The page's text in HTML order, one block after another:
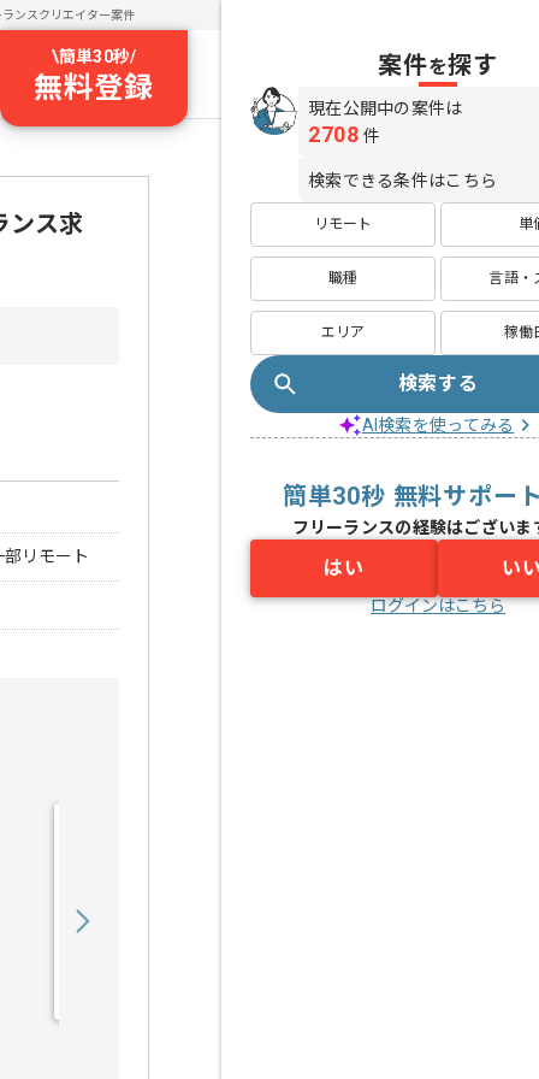
ランスクリエイター案件
\簡単30秒/
無料登録
ンス求
リモート
案件を探す
現在公開中の案件は
2708 件
検索できる条件はこちら
リモート 単
職種 言語・
エリア 稼働
検索する
AI検索を使ってみる
簡単30秒 無料サポー
フリーランスの経験はございま
はい い
ログインはこちら